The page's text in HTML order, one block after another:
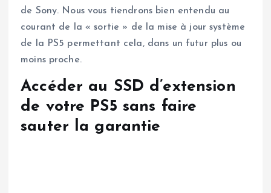
de Sony. Nous vous tiendrons bien entendu au
courant de la « sortie » de la mise à jour système
de la PS5 permettant cela, dans un futur plus ou
moins proche.
Accéder au SSD d’extension
de votre PS5 sans faire
sauter la garantie